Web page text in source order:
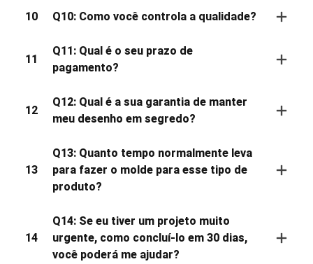
10 Q10: Como você controla a qualidade?
11
Q11: Qual é o seu prazo de
pagamento?
12
Q12: Qual é a sua garantia de manter
meu desenho em segredo?
13
Q13: Quanto tempo normalmente leva
para fazer o molde para esse tipo de
produto?
14
Q14: Se eu tiver um projeto muito
urgente, como concluí-lo em 30 dias,
você poderá me ajudar?